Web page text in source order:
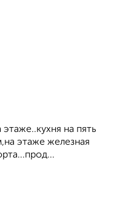
на пять
этаже железная